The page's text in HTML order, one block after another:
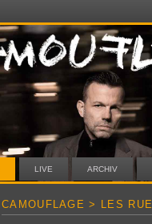
LIVE ARCHIV
CAMOUFLAGE > LES